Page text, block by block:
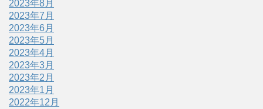
2023年8月
2023年7月
2023年6月
2023年5月
2023年4月
2023年3月
2023年2月
2023年1月
2022年12月